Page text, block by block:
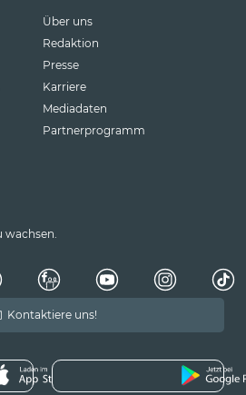
Über uns
Redaktion
Presse
Karriere
Mediadaten
Partnerprogramm
wachsen.
Kontaktiere uns!